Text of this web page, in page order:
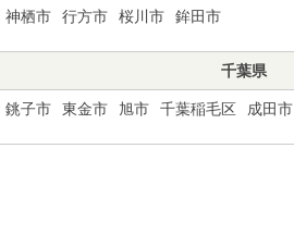
神栖市
行方市 桜川市 鉾田市
千葉県
銚子市 東金市 旭市 千葉稲毛区 成田市